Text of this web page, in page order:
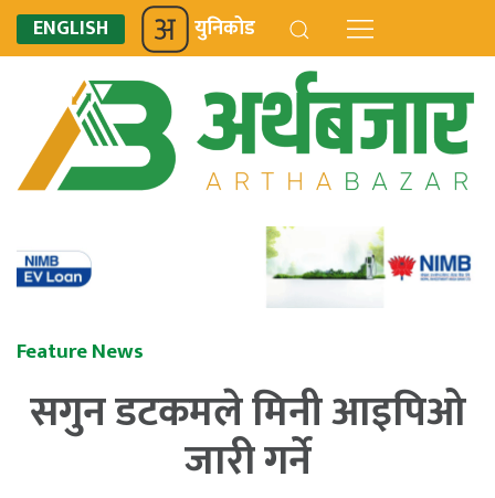
ENGLISH युनिकोड
Feature News
सगुन डटकमले मिनी आइपिओ
जारी गर्ने